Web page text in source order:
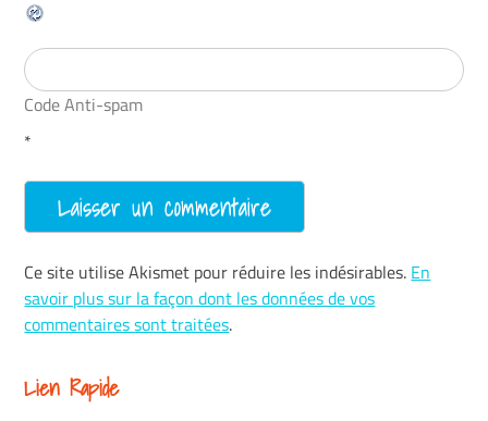
Code Anti-spam
*
Ce site utilise Akismet pour réduire les indésirables. En
savoir plus sur la façon dont les données de vos
commentaires sont traitées.
Lien Rapide